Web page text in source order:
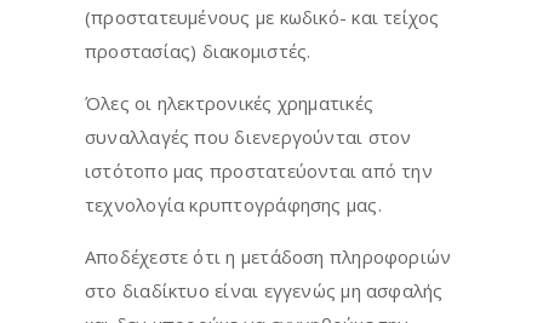
(προστατευμένους με κωδικό- και τείχος
προστασίας) διακομιστές.
Όλες οι ηλεκτρονικές χρηματικές
συναλλαγές που διενεργούνται στον
ιστότοπο μας προστατεύονται από την
τεχνολογία κρυπτογράφησης μας.
Αποδέχεστε ότι η μετάδοση πληροφοριών
στο διαδίκτυο είναι εγγενώς μη ασφαλής